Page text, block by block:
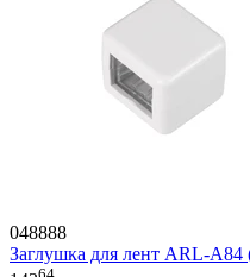
048888
Заглушка для лент ARL-